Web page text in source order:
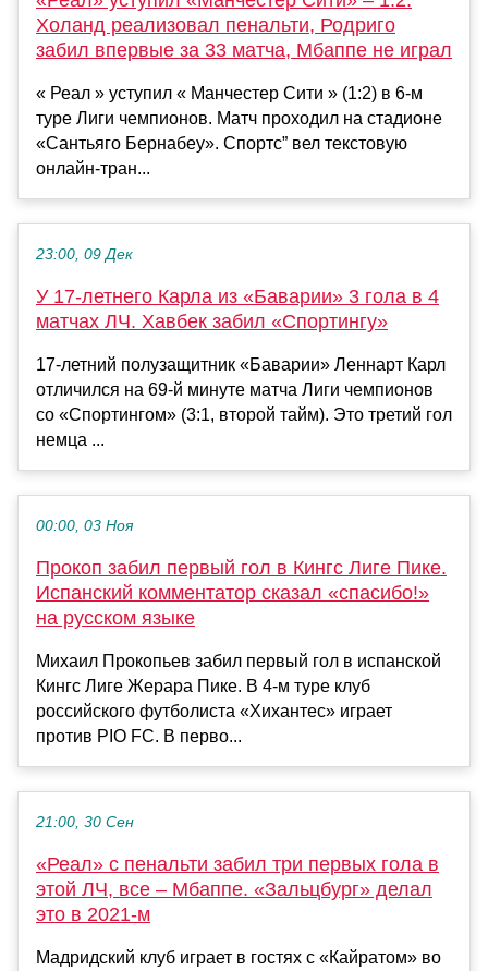
Холанд реализовал пенальти, Родриго
забил впервые за 33 матча, Мбаппе не играл
« Реал » уступил « Манчестер Сити » (1:2) в 6-м
туре Лиги чемпионов. Матч проходил на стадионе
«Сантьяго Бернабеу». Спортс” вел текстовую
онлайн-тран...
23:00, 09 Дек
У 17-летнего Карла из «Баварии» 3 гола в 4
матчах ЛЧ. Хавбек забил «Спортингу»
17-летний полузащитник «Баварии» Леннарт Карл
отличился на 69-й минуте матча Лиги чемпионов
со «Спортингом» (3:1, второй тайм). Это третий гол
немца ...
00:00, 03 Ноя
Прокоп забил первый гол в Кингс Лиге Пике.
Испанский комментатор сказал «спасибо!»
на русском языке
Михаил Прокопьев забил первый гол в испанской
Кингс Лиге Жерара Пике. В 4-м туре клуб
российского футболиста «Хихантес» играет
против PIO FC. В перво...
21:00, 30 Сен
«Реал» с пенальти забил три первых гола в
этой ЛЧ, все – Мбаппе. «Зальцбург» делал
это в 2021-м
Мадридский клуб играет в гостях с «Кайратом» во